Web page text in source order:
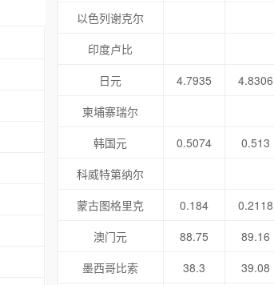
以色列谢克尔
印度卢比
日元
4.7935 4.8306
柬埔寨瑞尔
韩国元
0.5074 0.513
科威特第纳尔
蒙古图格里克
0.184 0.2118
澳门元
88.75 89.16
墨西哥比索
38.3 39.08